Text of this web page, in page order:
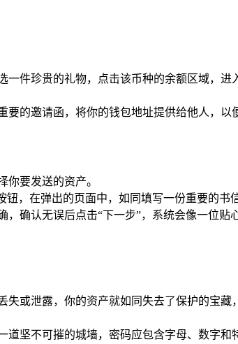
件珍贵的礼物，点击该币种的余额区域，
的邀请函，将你的钱包地址提供给他人，以
你要发送的资产。
，在弹出的页面中，如同填写一份重要的书
确认无误后点击“下一步”，系统会像一位贴
失或泄露，你的资产就如同失去了保护的宝
坚不可摧的城墙，密码应包含字母、数字和